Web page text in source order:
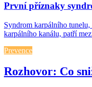
První příznaky
Syndrom karpálního
karpálního kanálu, patří
Prevence
Rozhovor: Co